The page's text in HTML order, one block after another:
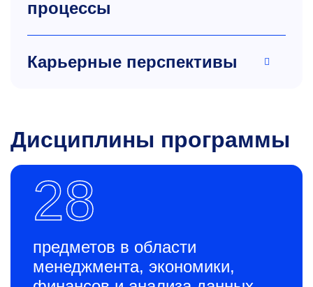
процессы
Карьерные перспективы
Дисциплины программы
28
предметов в области
менеджмента, экономики,